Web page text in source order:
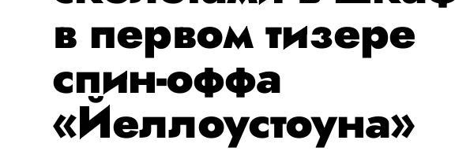
в первом тизере
спин-оффа
«Йеллоустоуна»